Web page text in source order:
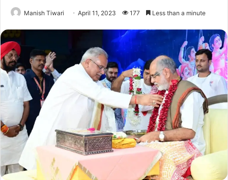
Manish Tiwari April 11, 2023 177 Less than a minute